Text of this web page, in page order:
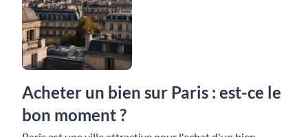
Acheter un bien sur Paris : est-ce le
bon moment ?